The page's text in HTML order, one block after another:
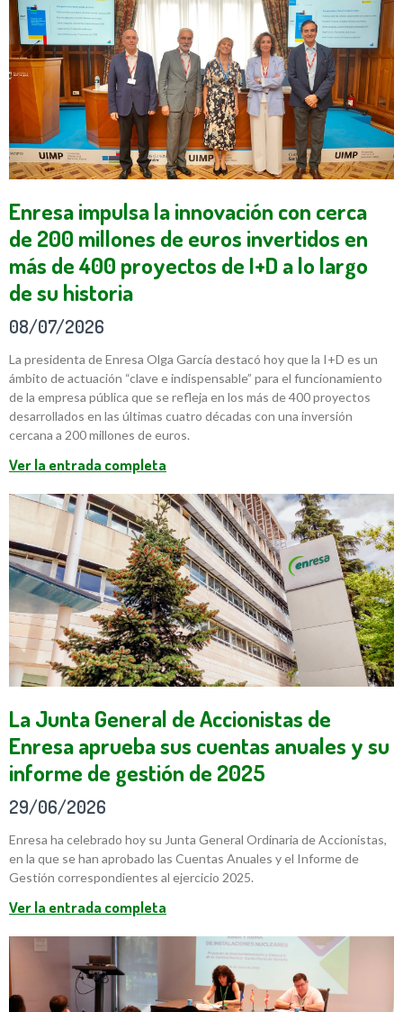
Enresa impulsa la innovación con cerca
de 200 millones de euros invertidos en
más de 400 proyectos de I+D a lo largo
de su historia
08/07/2026
La presidenta de Enresa Olga García destacó hoy que la I+D es un
ámbito de actuación “clave e indispensable” para el funcionamiento
de la empresa pública que se refleja en los más de 400 proyectos
desarrollados en las últimas cuatro décadas con una inversión
cercana a 200 millones de euros.
Ver la entrada completa
La Junta General de Accionistas de
Enresa aprueba sus cuentas anuales y su
informe de gestión de 2025
29/06/2026
Enresa ha celebrado hoy su Junta General Ordinaria de Accionistas,
en la que se han aprobado las Cuentas Anuales y el Informe de
Gestión correspondientes al ejercicio 2025.
Ver la entrada completa